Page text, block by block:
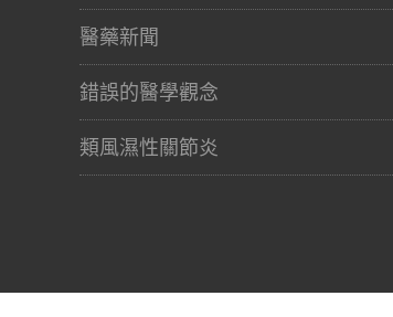
醫藥新聞
錯誤的醫學觀念
類風濕性關節炎